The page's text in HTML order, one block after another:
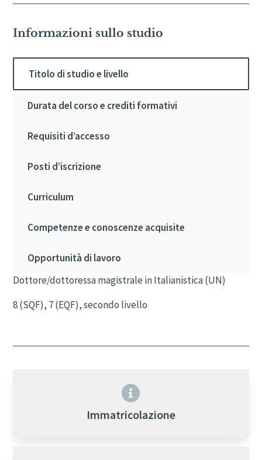
Informazioni sullo studio
Titolo di studio e livello
Durata del corso e crediti formativi
Requisiti d’accesso
Posti d’iscrizione
Curriculum
Competenze e conoscenze acquisite
Opportunità di lavoro
Dottore/dottoressa magistrale in Italianistica (UN)
8 (SQF), 7 (EQF), secondo livello

Immatricolazione